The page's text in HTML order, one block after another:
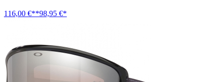
116,00 €**98,95 €*